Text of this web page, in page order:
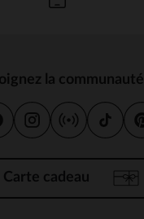
la communauté
Carte cadeau